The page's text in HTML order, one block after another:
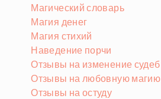
Магический словарь
Магия денег
Магия стихий
Наведение порчи
Отзывы на изменение судеб
Отзывы на любовную магию
Отзывы на остуду